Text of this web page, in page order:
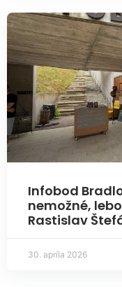
Infobod
nemožné,
Rastislav
30. apríla 2026